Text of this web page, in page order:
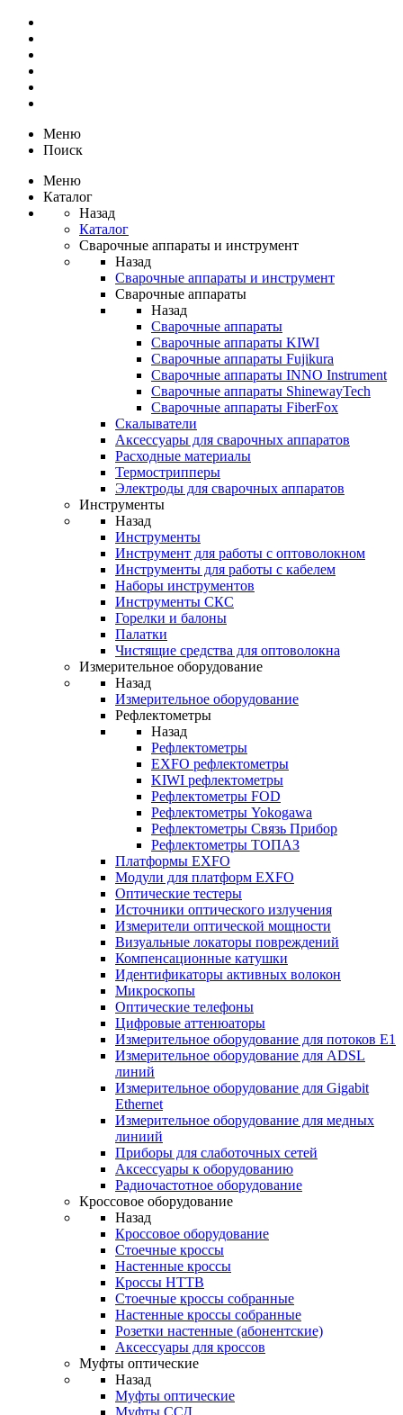
Меню
Поиск
Меню
Каталог
Назад
Каталог
Сварочные аппараты и инструмент
Назад
Сварочные аппараты и инструмент
Сварочные аппараты
Назад
Сварочные аппараты
Сварочные аппараты KIWI
Сварочные аппараты Fujikura
Сварочные аппараты INNO Instrument
Сварочные аппараты ShinewayTech
Cварочные аппараты FiberFox
Скалыватели
Аксессуары для сварочных аппаратов
Расходные материалы
Термострипперы
Электроды для сварочных аппаратов
Инструменты
Назад
Инструменты
Инструмент для работы с оптоволокном
Инструменты для работы с кабелем
Наборы инструментов
Инструменты СКС
Горелки и балоны
Палатки
Чистящие средства для оптоволокна
Измерительное оборудование
Назад
Измерительное оборудование
Рефлектометры
Назад
Рефлектометры
EXFO рефлектометры
KIWI рефлектометры
Рефлектометры FOD
Рефлектометры Yokogawa
Рефлектометры Связь Прибор
Рефлектометры ТОПАЗ
Платформы EXFO
Модули для платформ EXFO
Оптические тестеры
Источники оптического излучения
Измерители оптической мощности
Визуальные локаторы повреждений
Компенсационные катушки
Идентификаторы активных волокон
Микроскопы
Оптические телефоны
Цифровые аттенюаторы
Измерительное оборудование для потоков Е1
Измерительное оборудование для ADSL
линий
Измерительное оборудование для Gigabit
Ethernet
Измерительное оборудование для медных
линиий
Приборы для слаботочных сетей
Аксессуары к оборудованию
Радиочастотное оборудование
Кроссовое оборудование
Назад
Кроссовое оборудование
Стоечные кроссы
Настенные кроссы
Кроссы HTTB
Стоечные кроссы собранные
Настенные кроссы собранные
Розетки настенные (абонентские)
Аксессуары для кроссов
Муфты оптические
Назад
Муфты оптические
Муфты ССД